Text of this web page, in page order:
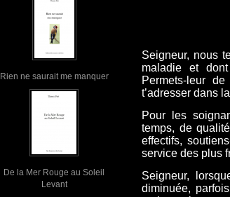
Rien ne saurait me manquer
De la Mer Rouge au Soleil
Levant
Seigneur, nous
maladie et
Permets-leur
t’adresser dans
Pour les
temps, de
effectifs,
service des plus
Seigneur,
diminuée,